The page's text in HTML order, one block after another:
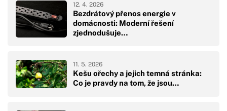
Bezdrátový přenos energie v
domácnosti: Moderní řešení
zjednodušuje…
12. 4. 2026
Kešu ořechy a jejich temná stránka:
Co je pravdy na tom, že jsou…
11. 5. 2026